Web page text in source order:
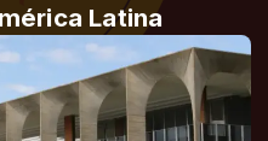
Latina